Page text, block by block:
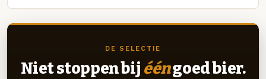
DE SELECTIE
Niet stoppen bij ééngoed bier.